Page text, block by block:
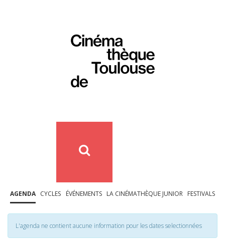
AGENDA CYCLES ÉVÉNEMENTS LA CINÉMATHÈQUE JUNIOR FESTIVALS
L'agenda ne contient aucune information pour les dates selectionnées